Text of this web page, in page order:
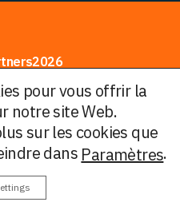
juridiques
d’utilisation
plaintes
pour vous offrir la
notre site Web.
sur les cookies que
dans Paramètres.